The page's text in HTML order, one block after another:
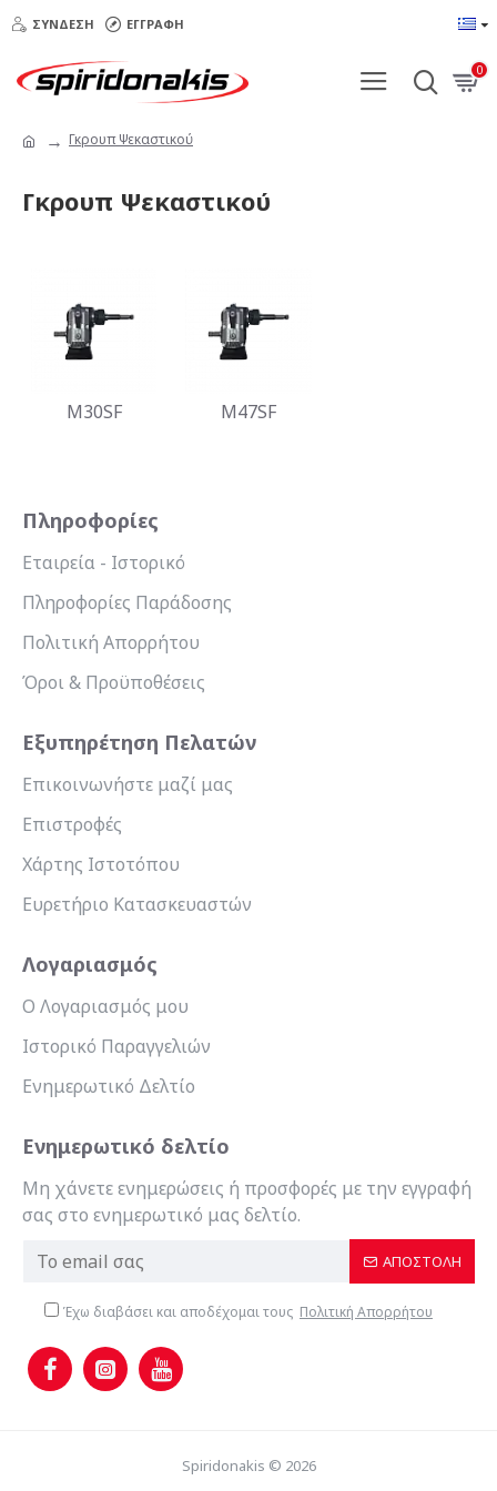
ΣΎΝΔΕΣΗ ΕΓΓΡΑΦΉ
0
Γκρουπ Ψεκαστικού
Γκρουπ Ψεκαστικού
M30SF M47SF
Πληροφορίες
Εταιρεία - Ιστορικό
Πληροφορίες Παράδοσης
Πολιτική Απορρήτου
Όροι & Προϋποθέσεις
Εξυπηρέτηση Πελατών
Επικοινωνήστε μαζί μας
Επιστροφές
Χάρτης Ιστοτόπου
Ευρετήριο Κατασκευαστών
Λογαριασμός
Ο Λογαριασμός μου
Ιστορικό Παραγγελιών
Ενημερωτικό Δελτίο
Ενημερωτικό δελτίο
Μη χάνετε ενημερώσεις ή προσφορές με την εγγραφή
σας στο ενημερωτικό μας δελτίο.
ΑΠΟΣΤΟΛΉ
Έχω διαβάσει και αποδέχομαι τους Πολιτική Απορρήτου
Spiridonakis © 2026